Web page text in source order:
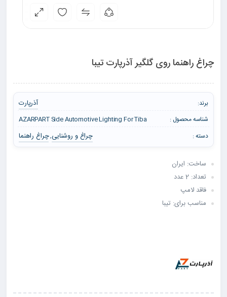
چراغ راهنما روی گلگیر آذرپارت تیبا
برند: آذرپارت
شناسه محصول :
AZARPART Side Automotive Lighting For Tiba
دسته :
چراغ و روشنایی,چراغ راهنما
ساخت: ایران
تعداد: 2 عدد
فاقد لامپ
مناسب برای: تیبا